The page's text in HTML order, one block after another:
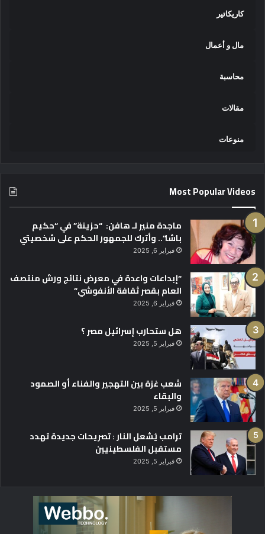
كاريكاتير
مال و أعمال
محاسبة
مقالات
منوعات
Most Popular Videos
ماجدة منير لـ هافن: “حزينة” في “حكيم
باشا”.. وأترك للجمهور الحكم على شخصيتي
فبراير 6, 2025
“إبداعات واعدة في معرض نتائج ورش منتصف
العام بقصر ثقافة الأنفوشي”
فبراير 6, 2025
هل ستحارب إسرائيل مصر ؟
فبراير 5, 2025
شعب غزة بين التهجير والفناء أو الصمود
والبقاء
فبراير 5, 2025
ترامب يُشعل النار : تصريحات جديدة تهدد
مستقبل الفلسطينيين
فبراير 5, 2025